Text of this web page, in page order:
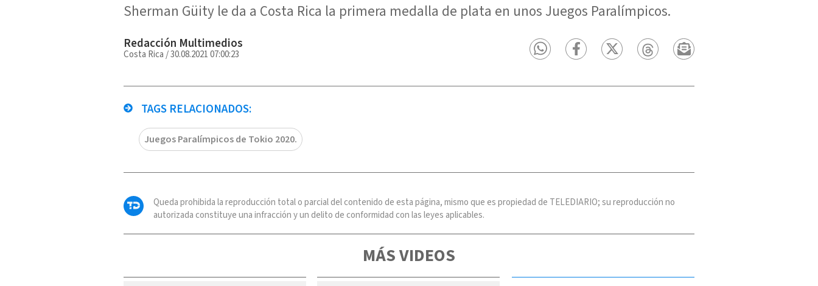
Sherman Güity le da a Costa Rica la primera medalla de plata en unos Juegos Paralímpicos.
Redacción Multimedios
Costa Rica /30.08.2021 07:00:23
TAGS RELACIONADOS:
Juegos Paralímpicos de Tokio 2020.
Queda prohibida la reproducción total o parcial del contenido de esta página, mismo que es propiedad de TELEDIARIO; su reproducción no
autorizada constituye una infracción y un delito de conformidad con las leyes aplicables.
MÁS VIDEOS